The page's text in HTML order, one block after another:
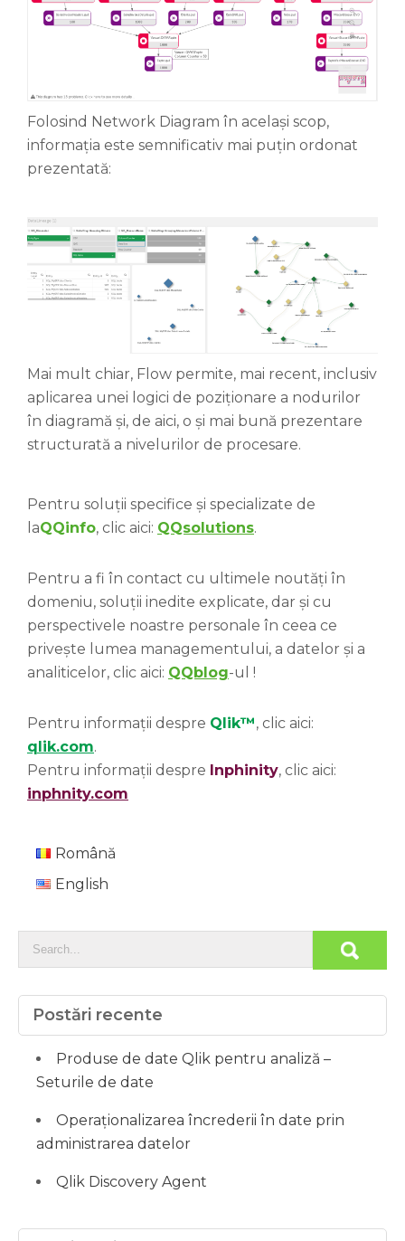
Folosind Network Diagram în același scop,
informația este semnificativ mai puțin ordonat
prezentată:
Mai mult chiar, Flow permite, mai recent, inclusiv
aplicarea unei logici de poziționare a nodurilor
în diagramă și, de aici, o și mai bună prezentare
structurată a nivelurilor de procesare.
Pentru soluții specifice și specializate de
laQQinfo, clic aici: QQsolutions.
Pentru a fi în contact cu ultimele noutăți în
domeniu, soluții inedite explicate, dar și cu
perspectivele noastre personale în ceea ce
privește lumea managementului, a datelor și a
analiticelor, clic aici: QQblog-ul !
Pentru informații despre Qlik™, clic aici:
qlik.com.
Pentru informații despre Inphinity, clic aici:
inphnity.com
Română
English
Postări recente
Produse de date Qlik pentru analiză –
Seturile de date
Operaționalizarea încrederii în date prin
administrarea datelor
Qlik Discovery Agent